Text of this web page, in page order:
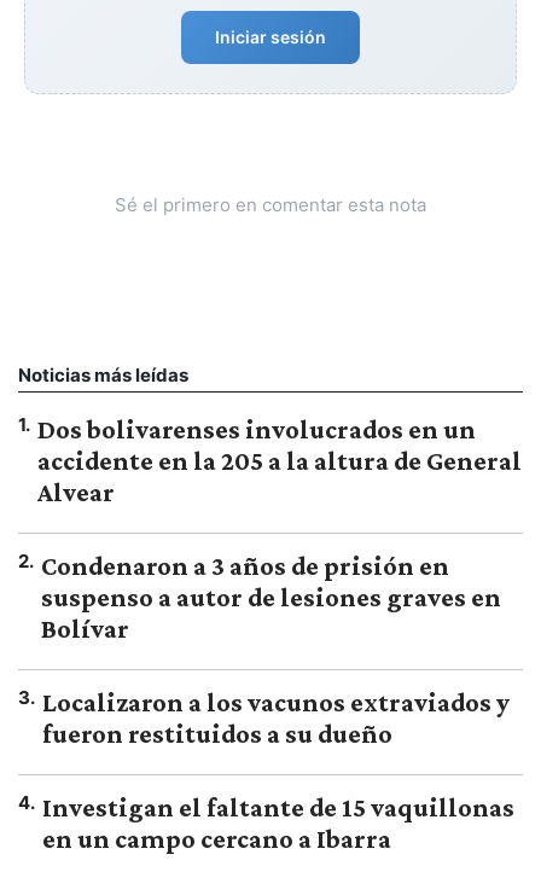
Iniciar sesión
Sé el primero en comentar esta nota
Noticias más leídas
1. Dos bolivarenses involucrados en un
accidente en la 205 a la altura de General
Alvear
2. Condenaron a 3 años de prisión en
suspenso a autor de lesiones graves en
Bolívar
3. Localizaron a los vacunos extraviados y
fueron restituidos a su dueño
4. Investigan el faltante de 15 vaquillonas
en un campo cercano a Ibarra